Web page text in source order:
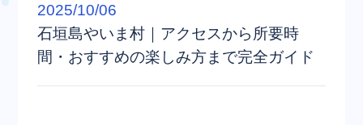
2025/10/06
石垣島やいま村｜アクセスから所要時
間・おすすめの楽しみ方まで完全ガイド